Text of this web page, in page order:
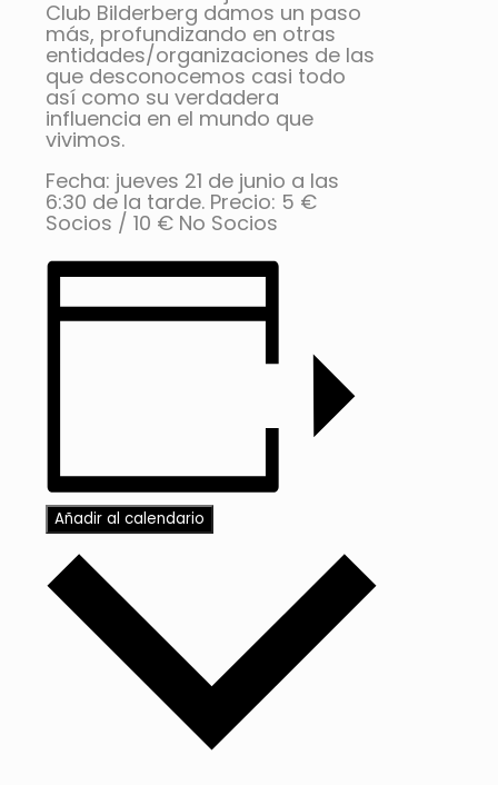
Club Bilderberg damos un paso
más, profundizando en otras
entidades/organizaciones de las
que desconocemos casi todo
así como su verdadera
influencia en el mundo que
vivimos.
Fecha: jueves 21 de junio a las
6:30 de la tarde. Precio: 5 €
Socios / 10 € No Socios
Añadir al calendario